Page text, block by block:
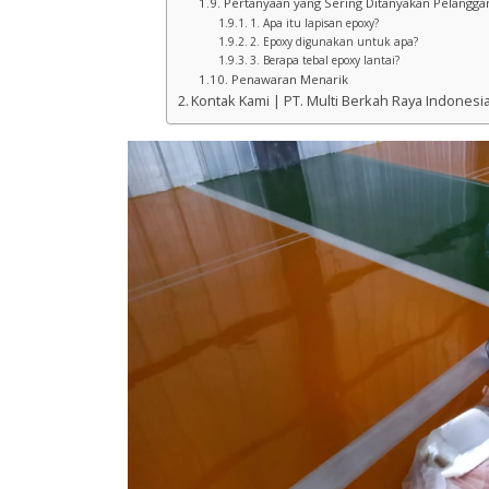
1. Apa itu lapisan epoxy?
2. Epoxy digunakan untuk apa?
3. Berapa tebal epoxy lantai?
Penawaran Menarik
Kontak Kami | PT. Multi Berkah Raya